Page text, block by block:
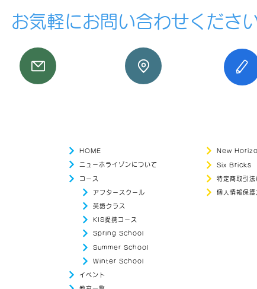
お気軽にお問い合わせくださ
HOME
ニューホライゾンについて
コース
アフタースクール
英語クラス
KIS提携コース
Spring School
Summer School
Winter School
イベント
New
Six Bricks
特定商取引法
個人情報保護